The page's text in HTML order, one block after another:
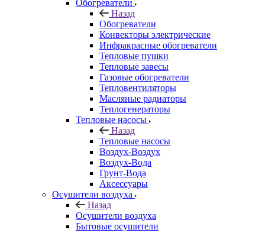
Обогреватели
Назад
Обогреватели
Конвекторы электрические
Инфракрасные обогреватели
Тепловые пушки
Тепловые завесы
Газовые обогреватели
Тепловентиляторы
Масляные радиаторы
Теплогенераторы
Тепловые насосы
Назад
Тепловые насосы
Воздух-Воздух
Воздух-Вода
Грунт-Вода
Аксессуары
Осушители воздуха
Назад
Осушители воздуха
Бытовые осушители